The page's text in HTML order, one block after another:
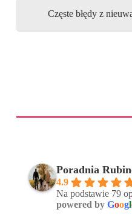
Częste błędy z
Poradnia
4.9
Na podstawie 79
powered by Googl